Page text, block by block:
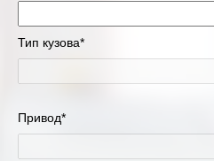
Тип кузова*
Привод*